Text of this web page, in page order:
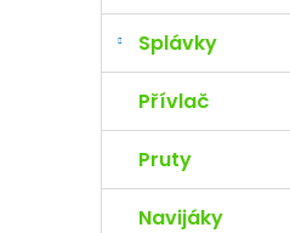
Splávky
Přívlač
Pruty
Navijáky